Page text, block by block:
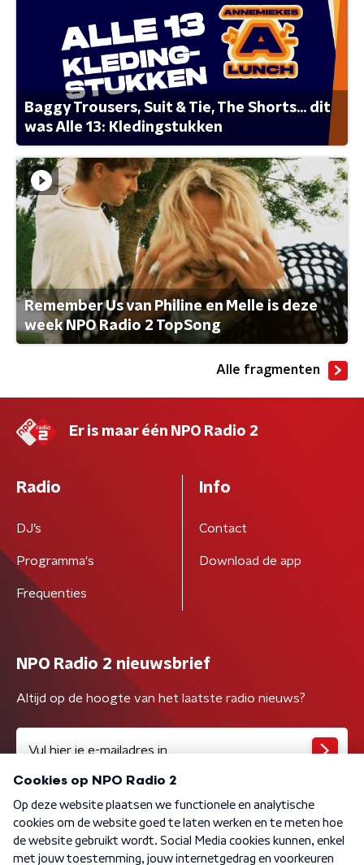
Baggy Trousers, Suit & Tie, The Shorts... dit
was Alle 13: Kledingstukken
Remember Us van Philine en Melle is deze
week NPO Radio 2 TopSong
Alle fragmenten
Er is maar één NPO Radio 2
Radio
DJ’s
Programma's
Frequenties
Info
Contact
Download de app
NPO Radio 2 nieuwsbrief
Altijd op de hoogte van het laatste radio nieuws?
Algemene voorwaarden